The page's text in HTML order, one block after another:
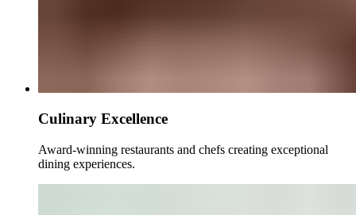
Culinary Excellence​​​​‌ ‍ ​‍​‍‌‍ ‌ ​‍‌‍‍‌‌‍‌ ‌‍‍‌‌‍ ‍​‍​‍​ ‍‍​‍​‍‌ ​ ‌‍​‌‌‍ ‍‌‍‍‌‌ ‌​‌ ‍‌​‍ ‍‌‍‍‌‌‍ ​‍​‍​‍ ​​‍​‍‌‍‍​‌ ​‍‌‍‌‌‌‍‌‍​‍​‍​ ‍‍​‍​‍‌‍‍​‌ ‌​‌ ‌​‌ ​​‌ ​ ​ ‍‍​‍ ​‍ ‌‍ ​​‍ ‌‌‍​‌‌‍ ‍‌‍‌​​‍ ‌‌ ​‍​‍ ‌‌‍‍​‌‍ ‌ ‌​‌‍‌‌‌‍ ​‌ ​ ​‍ ‌‌ ​ ‌ ‌​‌ ‌‌‌‍‌​‌‍‍‌‌‍ ​‍ ‍‌ ‌‍‌‍‌‌‌ ​‍‌‍​ ‌‍‌‌‌‍ ​​‍ ‍‌‍​‌‌ ​​‌ ​​​‍ ‌‍‍‌‌‍ ‍‌ ‌​‌‍‌‌‌‍ ‍‌ ‌​​‍ ‌‍‌‌‌‍‌​‌‍‍‌‌ ‌​​‍ ‌‍ ‌‌‍ ‌‍‌​‌‍‌‌​ ‌‌ ​​‌ ​‍‌‍‌‌‌ ​ ‌‍‌‌‌‍ ‍‌ ‌​‌‍​‌‌ ‌​‌‍‍‌‌‍ ‌‍ ‍​ ‍ ‌‍‍‌‌‍‌​​ ‌‌‍‌‍​ ‍‌‌‍‌‍‌‍​‌​ ‍‌‌‍‌‍​ ​ ‌‍‌‍​‍ ‌​ ‌ ​ ‍​​ ‍‌‌‍‌‍​‍ ‌​ ‌​​ ​‍‌‍​‌​ ​‌​‍ ‌​ ‍‌​ ‌​‌‍‌‍​ ​‍​‍ ‌‌‍‌‌​ ​​‌‍‌‍‌‍​‌‌‍‌‍​ ‌‍‌‍‌‍​ ​​​ ‌ ​ ‌‍​ ‌​​ ​ ​ ‍ ‌ ‌​‌ ‍‌‌ ​​‌‍‌‌​ ‌‌ ​​‌‍​‌‌‍‌ ‌‍‌‌​ ‍ ‌ ​​‌‍​‌‌ ‌​‌‍‍​​ ‌‌ ​​‌‍​‌‌‍‌ ‌‍‌‌‌​​‍‌ ‌‌‌‍‍‌‌‍ ​‌‍‌​‌‍‌‌‌ ​‍​‍‌‌​ ‌‌‌​​‍‌‌ ‌‍‍ ‌‍‌‌‌ ‍‌​‍‌‌​ ​ ‌​‌​​‍‌‌​ ​ ‌​‌​​‍‌‌​ ​‍​ ​‍​ ​‌‌‍‌​​ ‌‍‌‍​ ​ ‍​​ ​‍‌‍​ ​ ​‌​ ‌​‌‍‌‌‌‍‌​​ ‌ ​‍‌‌​ ​‍​ ​‍​‍‌‌​ ‌‌‌​‌​​‍ ‍‌‍​ ‌‍​‌‌ ​‍‌‍‌​‌ ​ ​‍‌‌​ ‌‌‌​​‍‌‌ ‌‍‍ ‌‍‌‌‌ ‍‌​‍‌‌​ ​ ‌​‌​​‍‌‌​ ​ ‌​‌​​‍‌‌​ ​‍​ ​‍‌‍‌​​ ​​​ ​‍​ ​ ​ ‌ ​ ‌ ​ ​‍‌‍​‍​ ​ ‌‍‌​‌‍​ ​ ‌ ​‍‌‌​ ​‍​ ​‍​‍‌‌​ ‌‌‌​‌​​‍ ‍‌ ‌​‌‍‍‌‌ ‌​‌‍ ​‌‍‌‌​ ‌‍​‍‌‍​‌‌ ​ ‌‍‌‌‌‌‌‌‌ ​‍‌‍ ​​ ‌‌‍‍​‌ ‌​‌ ‌​‌ ​​‌ ​ ​‍‌‌​ ​ ‌​​‌​‍‌‌​ ​‍‌​‌‍​‍‌‌​ ​‍‌​‌‍‌‍ ​​‍ ‌‌‍​‌‌‍ ‍‌‍‌​​‍ ‌‌ ​‍​‍ ‌‌‍‍​‌‍ ‌ ‌​‌‍‌‌‌‍ ​‌ ​ ​‍ ‌‌ ​ ‌ ‌​‌ ‌‌‌‍‌​‌‍‍‌‌‍ ​‍ ‍‌ ‌‍‌‍‌‌‌ ​‍‌‍​ ‌‍‌‌‌‍ ​​‍ ‍‌‍​‌‌ ​​‌ ​​​‍‌‍‌‍‍‌‌‍‌​​ ‌‌‍‌‍​ ‍‌‌‍‌‍‌‍​‌​ ‍‌‌‍‌‍​ ​ ‌‍‌‍​‍ ‌​ ‌ ​ ‍​​ ‍‌‌‍‌‍​‍ ‌​ ‌​​ ​‍‌‍​‌​ ​‌​‍ ‌​ ‍‌​ ‌​‌‍‌‍​ ​‍​‍ ‌‌‍‌‌​ ​​‌‍‌‍‌‍​‌‌‍‌‍​ ‌‍‌‍‌‍​ ​​​ ‌ ​ ‌‍​ ‌​​ ​ ​‍‌‍‌ ‌​‌ ‍‌‌ ​​‌‍‌‌​ ‌‌ ​​‌‍​‌‌‍‌ ‌‍‌‌​‍‌‍‌ ​​‌‍​‌‌ ‌​‌‍‍​​ ‌‌ ​​‌‍​‌‌‍‌ ‌‍‌‌‌​​‍‌ ‌‌‌‍‍‌‌‍ ​‌‍‌​‌‍‌‌‌ ​‍​‍‌‌​ ‌‌‌​​‍‌‌ ‌‍‍ ‌‍‌‌‌ ‍‌​‍‌‌​ ​ ‌​‌​​‍‌‌​ ​ ‌​‌​​‍‌‌​ ​‍​ ​‍​ ​‌‌‍‌​​ ‌‍‌‍​ ​ ‍​​ ​‍‌‍​ ​ ​‌​ ‌​‌‍‌‌‌‍‌​​ ‌ ​‍‌‌​ ​‍​ ​‍​‍‌‌​ ‌‌‌​‌​​‍ ‍‌‍​ ‌‍​‌‌ ​‍‌‍‌​‌ ​ ​‍‌‌​ ‌‌‌​​‍‌‌ ‌‍‍ ‌‍‌‌‌ ‍‌​‍‌‌​ ​ ‌​‌​​‍‌‌​ ​ ‌​‌​​‍‌‌​ ​‍​ ​‍‌‍‌​​ ​​​ ​‍​ ​ ​ ‌ ​ ‌ ​ ​‍‌‍​‍​ ​ ‌‍‌​‌‍​ ​ ‌ ​‍‌‌​ ​‍​ ​‍​‍‌‌​ ‌‌‌​‌​​‍ ‍‌ ‌​‌‍‍‌‌ ‌​‌‍ ​‌‍‌‌​‍‌‍‌ ​​‌‍‌‌‌ ​‍‌ ​ ‌ ​​‌‍‌‌‌‍​ ‌ ‌​‌‍‍‌‌ ‌‍‌‍‌‌​ ‌‌ ​​‌ ‌‌‌‍​‍‌‍ ​‌‍‍‌‌ ​ ‌‍‍​‌‍‌‌‌‍‌​​‍​‍‌ ‌
Award-winning restaurants and chefs creating exceptional
dining experiences.​​​​‌ ‍ ​‍​‍‌‍ ‌ ​‍‌‍‍‌‌‍‌ ‌‍‍‌‌‍ ‍​‍​‍​ ‍‍​‍​‍‌ ​ ‌‍​‌‌‍ ‍‌‍‍‌‌ ‌​‌ ‍‌​‍ ‍‌‍‍‌‌‍ ​‍​‍​‍ ​​‍​‍‌‍‍​‌ ​‍‌‍‌‌‌‍‌‍​‍​‍​ ‍‍​‍​‍‌‍‍​‌ ‌​‌ ‌​‌ ​​‌ ​ ​ ‍‍​‍ ​‍ ‌‍ ​​‍ ‌‌‍​‌‌‍ ‍‌‍‌​​‍ ‌‌ ​‍​‍ ‌‌‍‍​‌‍ ‌ ‌​‌‍‌‌‌‍ ​‌ ​ ​‍ ‌‌ ​ ‌ ‌​‌ ‌‌‌‍‌​‌‍‍‌‌‍ ​‍ ‍‌ ‌‍‌‍‌‌‌ ​‍‌‍​ ‌‍‌‌‌‍ ​​‍ ‍‌‍​‌‌ ​​‌ ​​​‍ ‌‍‍‌‌‍ ‍‌ ‌​‌‍‌‌‌‍ ‍‌ ‌​​‍ ‌‍‌‌‌‍‌​‌‍‍‌‌ ‌​​‍ ‌‍ ‌‌‍ ‌‍‌​‌‍‌‌​ ‌‌ ​​‌ ​‍‌‍‌‌‌ ​ ‌‍‌‌‌‍ ‍‌ ‌​‌‍​‌‌ ‌​‌‍‍‌‌‍ ‌‍ ‍​ ‍ ‌‍‍‌‌‍‌​​ ‌‌‍‌‍​ ‍‌‌‍‌‍‌‍​‌​ ‍‌‌‍‌‍​ ​ ‌‍‌‍​‍ ‌​ ‌ ​ ‍​​ ‍‌‌‍‌‍​‍ ‌​ ‌​​ ​‍‌‍​‌​ ​‌​‍ ‌​ ‍‌​ ‌​‌‍‌‍​ ​‍​‍ ‌‌‍‌‌​ ​​‌‍‌‍‌‍​‌‌‍‌‍​ ‌‍‌‍‌‍​ ​​​ ‌ ​ ‌‍​ ‌​​ ​ ​ ‍ ‌ ‌​‌ ‍‌‌ ​​‌‍‌‌​ ‌‌ ​​‌‍​‌‌‍‌ ‌‍‌‌​ ‍ ‌ ​​‌‍​‌‌ ‌​‌‍‍​​ ‌‌ ​​‌‍​‌‌‍‌ ‌‍‌‌‌​​‍‌ ‌‌‌‍‍‌‌‍ ​‌‍‌​‌‍‌‌‌ ​‍​‍‌‌​ ‌‌‌​​‍‌‌ ‌‍‍ ‌‍‌‌‌ ‍‌​‍‌‌​ ​ ‌​‌​​‍‌‌​ ​ ‌​‌​​‍‌‌​ ​‍​ ​‍​ ​‌‌‍‌​​ ‌‍‌‍​ ​ ‍​​ ​‍‌‍​ ​ ​‌​ ‌​‌‍‌‌‌‍‌​​ ‌ ​‍‌‌​ ​‍​ ​‍​‍‌‌​ ‌‌‌​‌​​‍ ‍‌‍​ ‌‍​‌‌ ​‍‌‍‌​‌ ​ ​‍‌‌​ ‌‌‌​​‍‌‌ ‌‍‍ ‌‍‌‌‌ ‍‌​‍‌‌​ ​ ‌​‌​​‍‌‌​ ​ ‌​‌​​‍‌‌​ ​‍​ ​‍‌‍‌​​ ​​​ ​‍​ ​ ​ ‌ ​ ‌ ​ ​‍‌‍​‍​ ​ ‌‍‌​‌‍​ ​ ‌ ​‍‌‌​ ​‍​ ​‍​‍‌‌​ ‌‌‌​‌​​‍ ‍‌‍​ ‌‍ ‌ ​​‌ ‍‌​ ‌‍​‍‌‍​‌‌ ​ ‌‍‌‌‌‌‌‌‌ ​‍‌‍ ​​ ‌‌‍‍​‌ ‌​‌ ‌​‌ ​​‌ ​ ​‍‌‌​ ​ ‌​​‌​‍‌‌​ ​‍‌​‌‍​‍‌‌​ ​‍‌​‌‍‌‍ ​​‍ ‌‌‍​‌‌‍ ‍‌‍‌​​‍ ‌‌ ​‍​‍ ‌‌‍‍​‌‍ ‌ ‌​‌‍‌‌‌‍ ​‌ ​ ​‍ ‌‌ ​ ‌ ‌​‌ ‌‌‌‍‌​‌‍‍‌‌‍ ​‍ ‍‌ ‌‍‌‍‌‌‌ ​‍‌‍​ ‌‍‌‌‌‍ ​​‍ ‍‌‍​‌‌ ​​‌ ​​​‍‌‍‌‍‍‌‌‍‌​​ ‌‌‍‌‍​ ‍‌‌‍‌‍‌‍​‌​ ‍‌‌‍‌‍​ ​ ‌‍‌‍​‍ ‌​ ‌ ​ ‍​​ ‍‌‌‍‌‍​‍ ‌​ ‌​​ ​‍‌‍​‌​ ​‌​‍ ‌​ ‍‌​ ‌​‌‍‌‍​ ​‍​‍ ‌‌‍‌‌​ ​​‌‍‌‍‌‍​‌‌‍‌‍​ ‌‍‌‍‌‍​ ​​​ ‌ ​ ‌‍​ ‌​​ ​ ​‍‌‍‌ ‌​‌ ‍‌‌ ​​‌‍‌‌​ ‌‌ ​​‌‍​‌‌‍‌ ‌‍‌‌​‍‌‍‌ ​​‌‍​‌‌ ‌​‌‍‍​​ ‌‌ ​​‌‍​‌‌‍‌ ‌‍‌‌‌​​‍‌ ‌‌‌‍‍‌‌‍ ​‌‍‌​‌‍‌‌‌ ​‍​‍‌‌​ ‌‌‌​​‍‌‌ ‌‍‍ ‌‍‌‌‌ ‍‌​‍‌‌​ ​ ‌​‌​​‍‌‌​ ​ ‌​‌​​‍‌‌​ ​‍​ ​‍​ ​‌‌‍‌​​ ‌‍‌‍​ ​ ‍​​ ​‍‌‍​ ​ ​‌​ ‌​‌‍‌‌‌‍‌​​ ‌ ​‍‌‌​ ​‍​ ​‍​‍‌‌​ ‌‌‌​‌​​‍ ‍‌‍​ ‌‍​‌‌ ​‍‌‍‌​‌ ​ ​‍‌‌​ ‌‌‌​​‍‌‌ ‌‍‍ ‌‍‌‌‌ ‍‌​‍‌‌​ ​ ‌​‌​​‍‌‌​ ​ ‌​‌​​‍‌‌​ ​‍​ ​‍‌‍‌​​ ​​​ ​‍​ ​ ​ ‌ ​ ‌ ​ ​‍‌‍​‍​ ​ ‌‍‌​‌‍​ ​ ‌ ​‍‌‌​ ​‍​ ​‍​‍‌‌​ ‌‌‌​‌​​‍ ‍‌‍​ ‌‍ ‌ ​​‌ ‍‌​‍‌‍‌ ​​‌‍‌‌‌ ​‍‌ ​ ‌ ​​‌‍‌‌‌‍​ ‌ ‌​‌‍‍‌‌ ‌‍‌‍‌‌​ ‌‌ ​​‌ ‌‌‌‍​‍‌‍ ​‌‍‍‌‌ ​ ‌‍‍​‌‍‌‌‌‍‌​​‍​‍‌ ‌